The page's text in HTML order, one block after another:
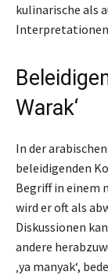
kulinarische als
Warak‘
In der arabischen
beleidigenden
Begriff in einem
wird er oft als
Diskussionen
andere
‚ya manyak‘,